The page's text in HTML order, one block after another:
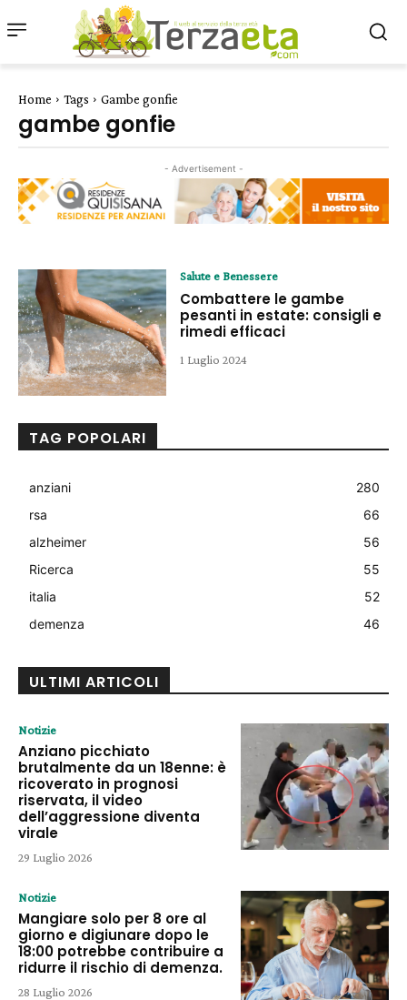
Home Tags Gambe gonfie
gambe gonfie
- Advertisement -
Salute e Benessere
Combattere le gambe
pesanti in estate: consigli e
rimedi efficaci
1 Luglio 2024
TAG POPOLARI
anziani
280
rsa
66
alzheimer
56
Ricerca
55
italia
52
demenza
46
ULTIMI ARTICOLI
Notizie
Anziano picchiato
brutalmente da un 18enne: è
ricoverato in prognosi
riservata, il video
dell’aggressione diventa
virale
29 Luglio 2026
Notizie
Mangiare solo per 8 ore al
giorno e digiunare dopo le
18:00 potrebbe contribuire a
ridurre il rischio di demenza.
28 Luglio 2026